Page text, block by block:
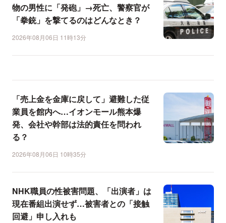
物の男性に「発砲」→死亡、警察官が
「拳銃」を撃てるのはどんなとき？
2026年08月06日 11時13分
「売上金を金庫に戻して」避難した従
業員を館内へ…イオンモール熊本爆
発、会社や幹部は法的責任を問われ
る？
2026年08月06日 10時35分
NHK職員の性被害問題、「出演者」は
現在番組出演せず…被害者との「接触
回避」申し入れも